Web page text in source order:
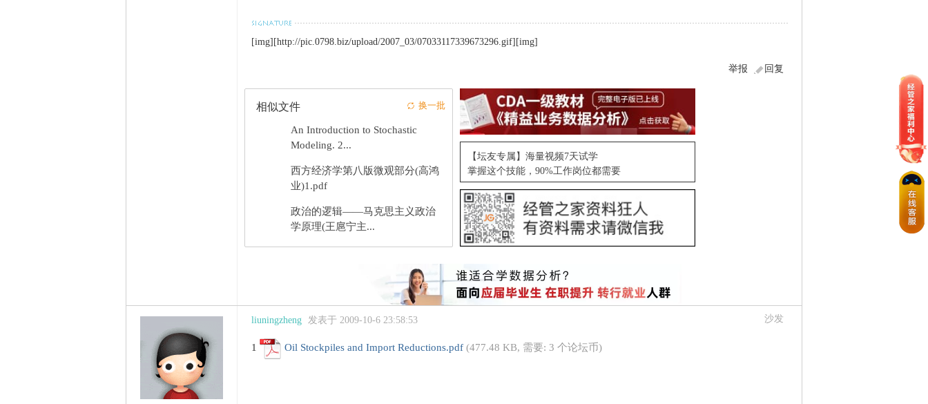
[img][http://pic.0798.biz/upload/2007_03/07033117339673296.gif][img]
回复
举报
相似文件 换一批
An Introduction to Stochastic
Modeling. 2...
西方经济学第八版微观部分(高鸿
业)1.pdf
政治的逻辑——马克思主义政治
学原理(王扈宁主...
【坛友专属】海量视频7天试学
掌握这个技能，90%工作岗位都需要
沙发
liuningzheng 发表于 2009-10-6 23:58:53
1 Oil Stockpiles and Import Reductions.pdf (477.48 KB, 需要: 3 个论坛币)